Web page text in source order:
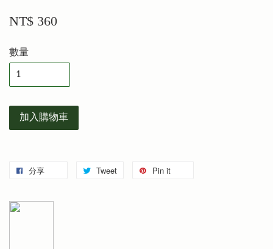
NT$ 360
數量
加入購物車
分享 Tweet Pin it